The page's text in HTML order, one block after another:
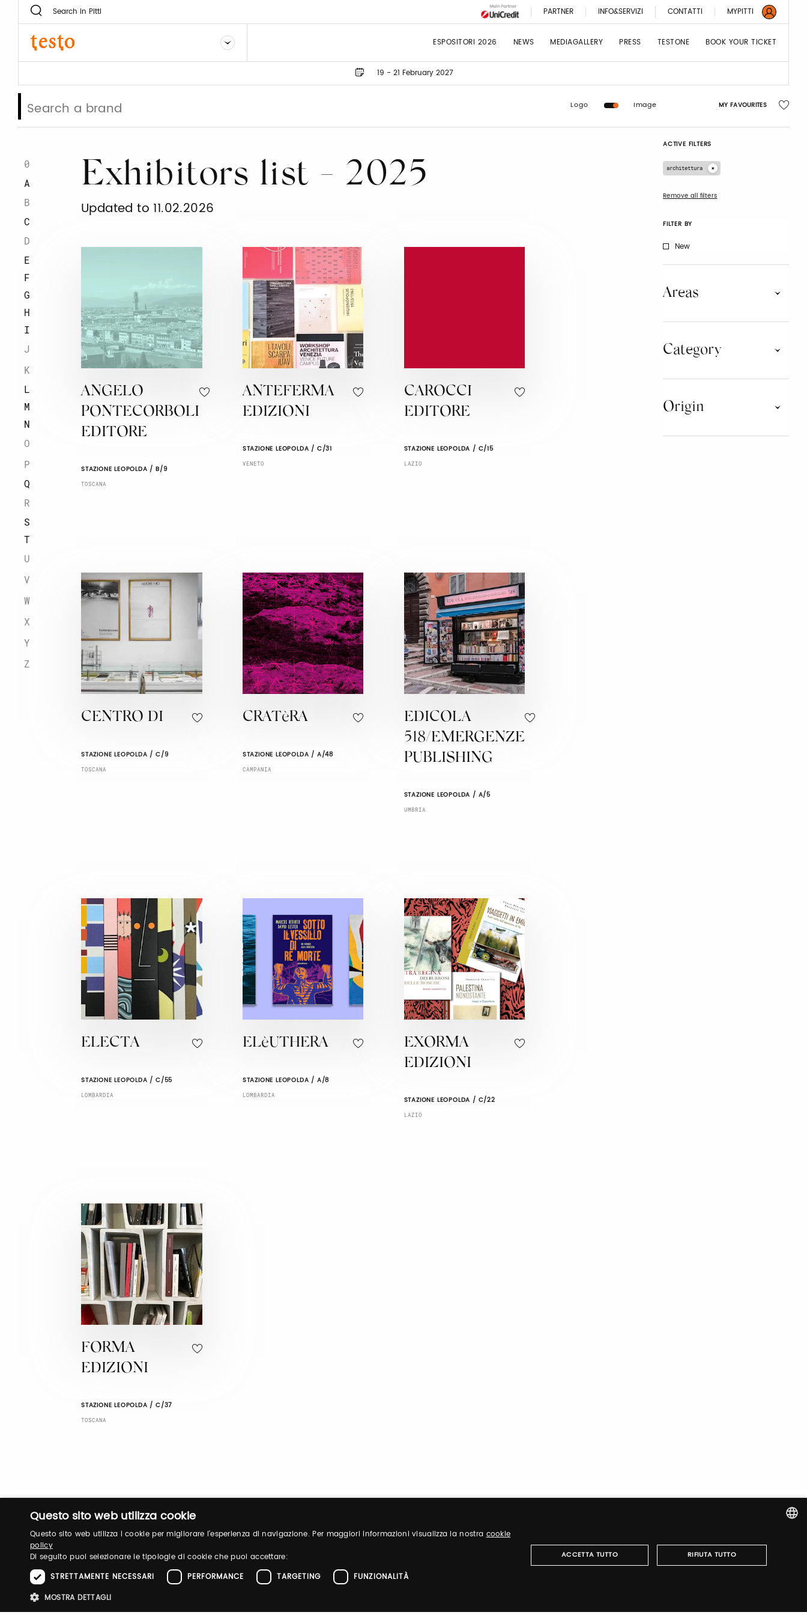
PARTNER INFO&SERVIZI CONTATTI MYPITTI
ESPOSITORI 2026 NEWS MEDIAGALLERY PRESS TESTONE BOOK YOUR TICKET
19 - 21 February 2027
Logo Image MY FAVOURITES
0
A
B
C
D
E
F
G
H
I
J
K
L
M
N
O
P
Q
R
S
T
U
V
W
X
Y
Z
Exhibitors list - 2025
Updated to 11.02.2026
ANGELO
PONTECORBOLI
EDITORE
STAZIONE LEOPOLDA / B/9
TOSCANA
ANTEFERMA
EDIZIONI
STAZIONE LEOPOLDA / C/31
VENETO
CAROCCI
EDITORE
STAZIONE LEOPOLDA / C/15
LAZIO
CENTRO DI
STAZIONE LEOPOLDA / C/9
TOSCANA
CRATèRA
STAZIONE LEOPOLDA / A/48
CAMPANIA
EDICOLA
518/EMERGENZE
PUBLISHING
STAZIONE LEOPOLDA / A/5
UMBRIA
ELECTA
STAZIONE LEOPOLDA / C/55
LOMBARDIA
ELèUTHERA
STAZIONE LEOPOLDA / A/8
LOMBARDIA
EXORMA
EDIZIONI
STAZIONE LEOPOLDA / C/22
LAZIO
FORMA
EDIZIONI
STAZIONE LEOPOLDA / C/37
TOSCANA
ACTIVE FILTERS
architettura
Remove all filters
FILTER BY
New
Areas
Category
SPECIAL APPEARANCES
Origin
ITALIAN
ENGLISH
Questo sito web utilizza cookie
Questo sito web utilizza i cookie per migliorare l'esperienza di navigazione. Per maggiori informazioni visualizza la nostracookie
policy
Di seguito puoi selezionare le tipologie di cookie che puoi accettare:
STRETTAMENTE NECESSARI
PERFORMANCE TARGETING
FUNZIONALITÀ
MOSTRA DETTAGLI
ACCETTA TUTTO RIFIUTA TUTTO